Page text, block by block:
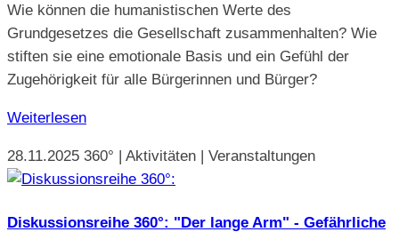
Wie können die humanistischen Werte des
Grundgesetzes die Gesellschaft zusammenhalten? Wie
stiften sie eine emotionale Basis und ein Gefühl der
Zugehörigkeit für alle Bürgerinnen und Bürger?
Weiterlesen
28.11.2025 360° | Aktivitäten | Veranstaltungen
Diskussionsreihe 360°: "Der lange Arm" - Gefährliche